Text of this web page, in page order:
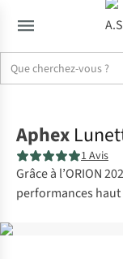
Aphex
1 Avis
Grâce à l’ORION
performances